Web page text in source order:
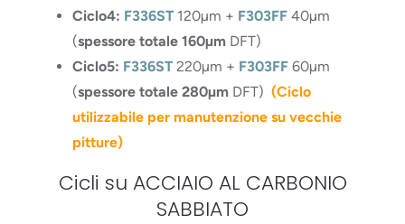
Ciclo4: F336ST 120µm + F303FF 40µm
(spessore totale 160µm DFT)
Ciclo5: F336ST 220µm + F303FF 60µm
(spessore totale 280µm DFT) (Ciclo
utilizzabile per manutenzione su vecchie
pitture)
Cicli su ACCIAIO AL CARBONIO
SABBIATO